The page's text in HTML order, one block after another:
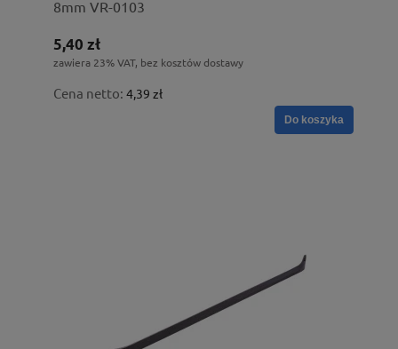
8mm VR-0103
5,40 zł
zawiera 23% VAT, bez kosztów dostawy
Cena netto: 4,39 zł
Do koszyka